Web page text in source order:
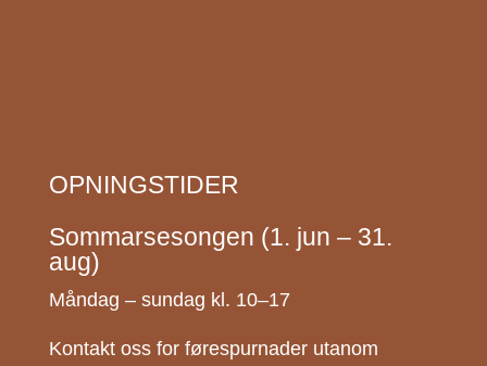
OPNINGSTIDER
Sommarsesongen (1. jun – 31.
aug)
Måndag – sundag kl. 10–17
Kontakt oss for førespurnader utanom